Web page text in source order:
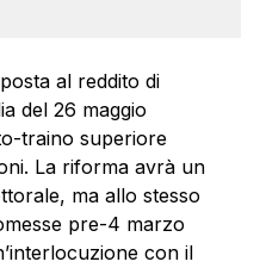
al reddito di
del 26 maggio
traino superiore
La riforma avrà un
ma allo stesso
pre-4 marzo
con il